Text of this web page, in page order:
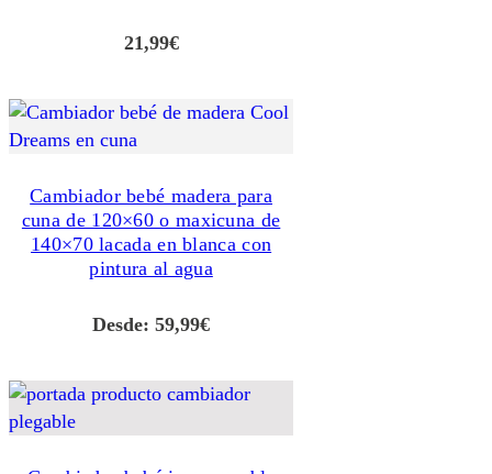
21,99€
Cambiador bebé madera para
cuna de 120×60 o maxicuna de
140×70 lacada en blanca con
pintura al agua
Desde:59,99€